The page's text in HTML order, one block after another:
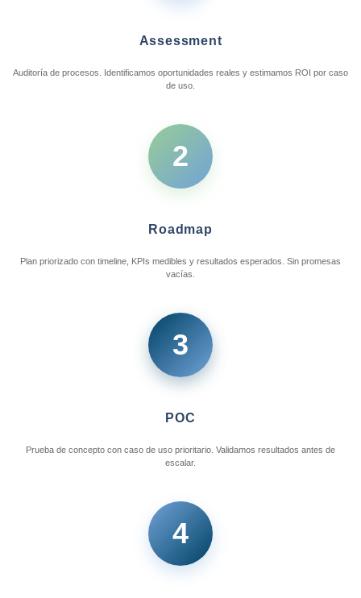
Assessment
Auditoría de procesos. Identificamos oportunidades reales y estimamos ROI por caso
de uso.
2
Roadmap
Plan priorizado con timeline, KPIs medibles y resultados esperados. Sin promesas
vacías.
3
POC
Prueba de concepto con caso de uso prioritario. Validamos resultados antes de
escalar.
4